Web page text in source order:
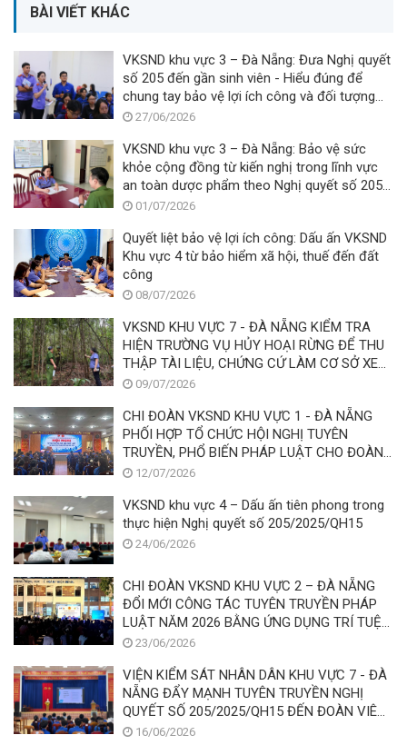
BÀI VIẾT KHÁC
VKSND khu vực 3 – Đà Nẵng: Đưa Nghị quyết
số 205 đến gần sinh viên - Hiểu đúng để
chung tay bảo vệ lợi ích công và đối tượng
yếu thế
27/06/2026
VKSND khu vực 3 – Đà Nẵng: Bảo vệ sức
khỏe cộng đồng từ kiến nghị trong lĩnh vực
an toàn dược phẩm theo Nghị quyết số 205
của Quốc hội
01/07/2026
Quyết liệt bảo vệ lợi ích công: Dấu ấn VKSND
Khu vực 4 từ bảo hiểm xã hội, thuế đến đất
công
08/07/2026
VKSND KHU VỰC 7 - ĐÀ NẴNG KIỂM TRA
HIỆN TRƯỜNG VỤ HỦY HOẠI RỪNG ĐỂ THU
THẬP TÀI LIỆU, CHỨNG CỨ LÀM CƠ SỞ XEM
XÉT KHỞI KIỆN VỤ ÁN DÂN SỰ CÔNG ÍCH
09/07/2026
CHI ĐOÀN VKSND KHU VỰC 1 - ĐÀ NẴNG
PHỐI HỢP TỔ CHỨC HỘI NGHỊ TUYÊN
TRUYỀN, PHỔ BIẾN PHÁP LUẬT CHO ĐOÀN
VIÊN, THANH THIẾU NHI NĂM 2026
12/07/2026
VKSND khu vực 4 – Dấu ấn tiên phong trong
thực hiện Nghị quyết số 205/2025/QH15
24/06/2026
CHI ĐOÀN VKSND KHU VỰC 2 – ĐÀ NẴNG
ĐỔI MỚI CÔNG TÁC TUYÊN TRUYỀN PHÁP
LUẬT NĂM 2026 BẰNG ỨNG DỤNG TRÍ TUỆ
NHÂN TẠO (AI)
23/06/2026
VIỆN KIỂM SÁT NHÂN DÂN KHU VỰC 7 - ĐÀ
NẴNG ĐẨY MẠNH TUYÊN TRUYỀN NGHỊ
QUYẾT SỐ 205/2025/QH15 ĐẾN ĐOÀN VIÊN,
THANH THIẾU NIÊN TRÊN ĐỊA BÀN XÃ TÂY
16/06/2026